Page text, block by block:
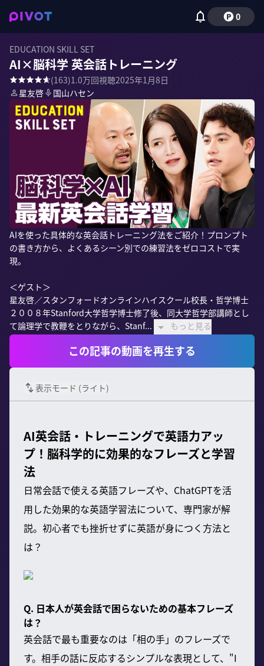
0
EDUCATION SKILL SET
AI×脳科学 英会話トレーニング
(163)1.0万回視聴2025年1月8日
星友啓
国山ハセン
AIを使った具体的な英会話トレーニング法をご紹介！プロンプト
の書き方から、よくあるシーン別での練習法をゼロコストで実
現。
＜ゲスト＞
星友啓／スタンフォードオンラインハイスクール校長・哲学博士
２００８年Stanford大学哲学博士修了後、同大学哲学部講師とし
て論理学で教鞭をとりながら、Stanf...
もっと見る
この記事の動画を再生する
表示モード (ライト)
AI英会話・トレーニングで英語力アッ
プ！脳科学的に効果的なフレーズと学習
法
日常会話で使える英語フレーズや、ChatGPTを活
用した効果的な英語学習法について、専門家が解
説。初心者でも挫折せずに英語が身につく方法と
は？
Q. 日本人が英会話で困らないための基本フレーズ
は？
英会話で最も重要なのは「相の手」のフレーズで
す。相手の話に反応するシンプルな表現として、"I